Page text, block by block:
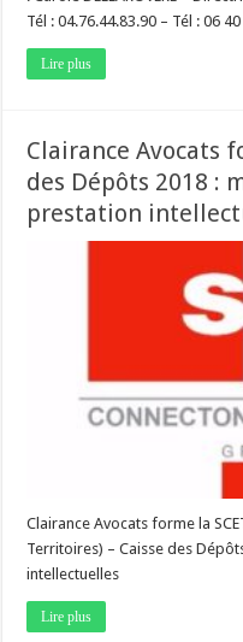
Tél : 04.76.44.83.90 – Tél : 06
Lire plus
Clairance Avocats
des Dépôts 2018 :
prestation
Clairance Avocats forme la
Territoires) – Caisse des
intellectuelles
Lire plus